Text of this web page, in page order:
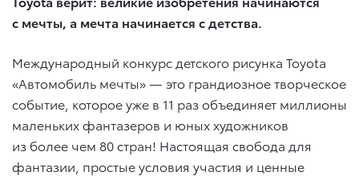
с мечты, а мечта начинается с детства.
Международный конкурс детского рисунка Toyota
«Автомобиль мечты» — это грандиозное творческое
событие, которое уже в 11 раз объединяет миллионы
маленьких фантазеров и юных художников
из более чем 80 стран! Настоящая свобода для
фантазии, простые условия участия и ценные